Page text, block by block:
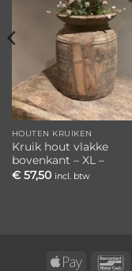
HOUTEN KRUIKEN
Kruik hout vlakke
bovenkant – XL –
€57,50 incl. btw
Apple